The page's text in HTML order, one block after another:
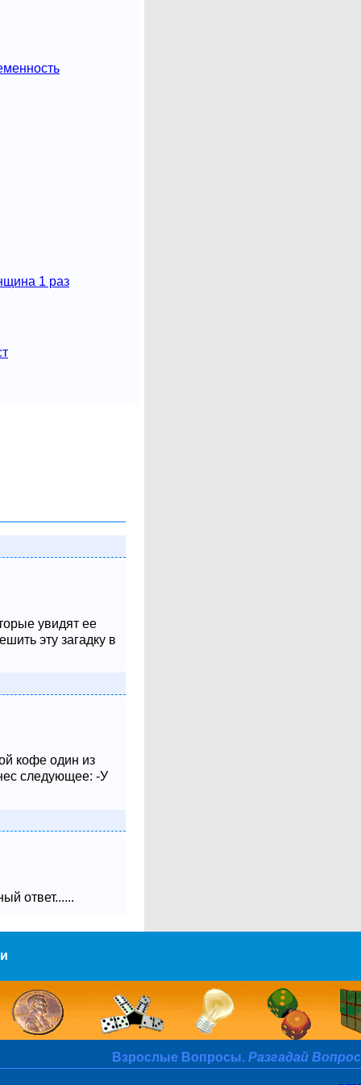
1 раз
увидят ее
эту загадку в
кофе один из
следующее: -У
ответ......
Взрослые Вопросы. Разгадай Вопрос